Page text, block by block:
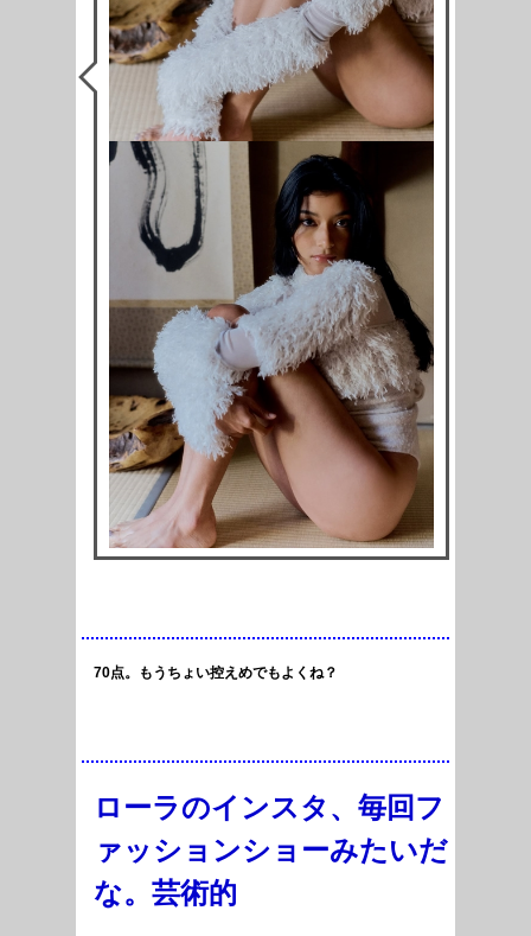
70点。もうちょい控えめでもよくね？
ローラのインスタ、毎回フ
ァッションショーみたいだ
な。芸術的